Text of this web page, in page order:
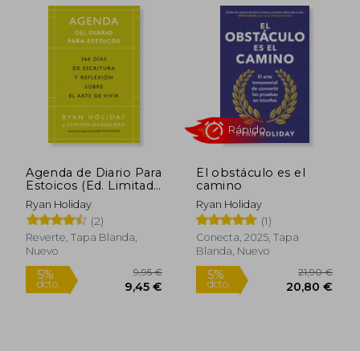
5%
dcto.
24,95 €
Rápido
5%
dcto.
Agenda de Diario Para
Estoicos (Ed. Limitada
2024)
Ryan Holiday
(2)
Reverte, Tapa Blanda,
Nuevo
El obstáculo es el
camino
Ryan Holiday
(1)
Conecta, 2025, Tapa
Blanda, Nuevo